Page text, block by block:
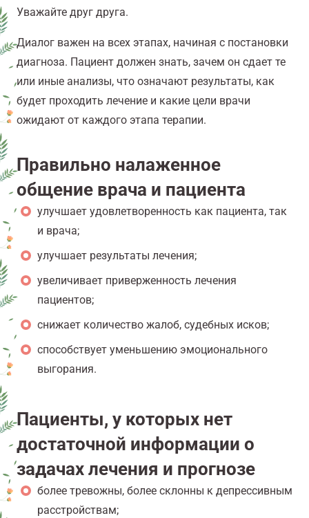
Уважайте друг друга.
Диалог важен на всех этапах, начиная с постановки
диагноза. Пациент должен знать, зачем он сдает те
или иные анализы, что означают результаты, как
будет проходить лечение и какие цели врачи
ожидают от каждого этапа терапии.
Правильно налаженное
общение врача и пациента
улучшает удовлетворенность как пациента, так
и врача;
улучшает результаты лечения;
увеличивает приверженность лечения
пациентов;
снижает количество жалоб, судебных исков;
способствует уменьшению эмоционального
выгорания.
Пациенты, у которых нет
достаточной информации о
задачах лечения и прогнозе
более тревожны, более склонны к депрессивным
расстройствам;